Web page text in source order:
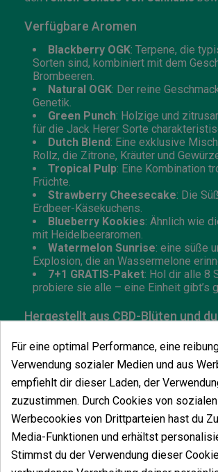
Verfügbare Aromen
Blackberry OGK: Terpene, die
Sorten sind, kombiniert mit dem
Brombeeren.
Natural OGK: Der reine
Genetik.
Green Punch: Holzige und
für die Jack Herer Sorte
Dutch Blend: Eine exklusive
Rollz, die Zitrone, Kräuter und
Tropical Pulp: Eine Kombination
Früchte.
Strawberry Cheesecake: Die
Erdbeer-Käsekuchens.
Blueberry Kookies: Ähnlich wie
mit Heidelbeeraromen.
Watermelon Sunrise: eine süße
Explosion, die an Wassermelone
7+1 GRATIS-Paket: Hol dir alle 8
probiere sie alle – eine Einheit gibt’s
Hergestellt aus CBD-Blüten und
mit Cannabis-Terpenen.
Größe: King Size
Frei von Tabak und Nikotin.
Packungsinhalt: 2 Blunts
Verpackt in einerschützenden
Für eine optimal Performance, eine
Verwendung sozialer Medien und aus
empfiehlt dir dieser Laden, der
zuzustimmen. Durch Cookies von
Werbecookies von Drittparteien hast du
Media-Funktionen und erhältst
Stimmst du der Verwendung dieser